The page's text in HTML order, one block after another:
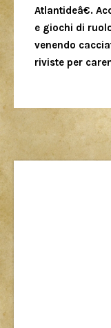
Atlantideâ€.
e giochi di
venendo
riviste per